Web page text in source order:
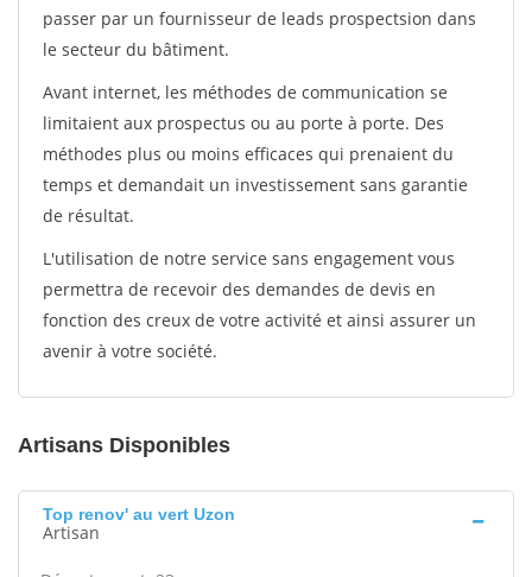
passer par un fournisseur de leads prospectsion dans
le secteur du bâtiment.
Avant internet, les méthodes de communication se
limitaient aux prospectus ou au porte à porte. Des
méthodes plus ou moins efficaces qui prenaient du
temps et demandait un investissement sans garantie
de résultat.
L'utilisation de notre service sans engagement vous
permettra de recevoir des demandes de devis en
fonction des creux de votre activité et ainsi assurer un
avenir à votre société.
Artisans Disponibles
Top renov' au vert Uzon
Artisan